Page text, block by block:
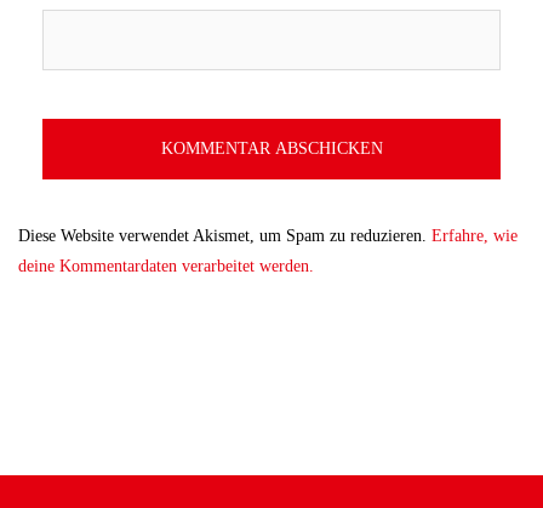
Diese Website verwendet Akismet, um Spam zu reduzieren. Erfahre, wie
deine Kommentardaten verarbeitet werden.